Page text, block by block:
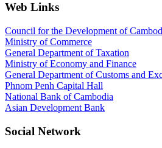
Web Links
Council for the Development of
Ministry of Commerce
General Department of Taxation
Ministry of Economy and Finance
General Department of Customs and
Phnom Penh Capital Hall
National Bank of Cambodia
Asian Development Bank
Social Network